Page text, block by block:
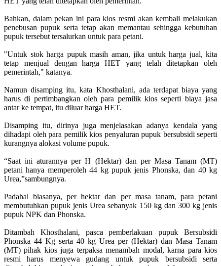
Bahkan, dalam pekan ini para kios resmi akan kembali melakukan
penebusan pupuk serta tetap akan memantau sehingga kebutuhan
pupuk tersebut tersalurkan untuk para petani.
"Untuk stok harga pupuk masih aman, jika untuk harga jual, kita
tetap menjual dengan harga HET yang telah ditetapkan oleh
pemerintah," katanya.
Namun disamping itu, kata Khosthalani, ada terdapat biaya yang
harus di pertimbangkan oleh para pemilik kios seperti biaya jasa
antar ke tempat, itu diluar harga HET.
Disamping itu, dirinya juga menjelasakan adanya kendala yang
dihadapi oleh para pemilik kios penyaluran pupuk bersubsidi seperti
kurangnya alokasi volume pupuk.
“Saat ini aturannya per H (Hektar) dan per Masa Tanam (MT)
petani hanya memperoleh 44 kg pupuk jenis Phonska, dan 40 kg
Urea,”sambungnya.
Padahal biasanya, per hektar dan per masa tanam, para petani
membutuhkan pupuk jenis Urea sebanyak 150 kg dan 300 kg jenis
pupuk NPK dan Phonska.
Ditambah Khosthalani, pasca pemberlakuan pupuk Bersubsidi
Phonska 44 Kg serta 40 kg Urea per (Hektar) dan Masa Tanam
(MT) pihak kios juga terpaksa menambah modal, karna para kios
resmi harus menyewa gudang untuk pupuk bersubsidi serta